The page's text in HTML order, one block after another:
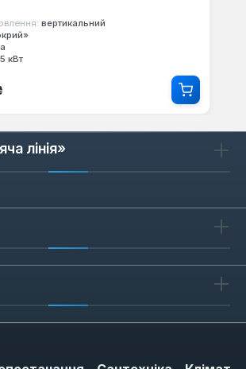
вертикальний
кВт
лінія»